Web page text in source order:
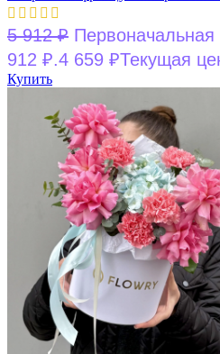
5 912₽
912 ₽.4 659 ₽Текущая
Купить